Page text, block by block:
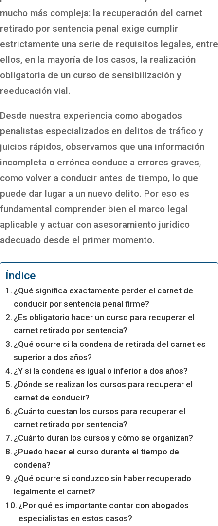
mucho más compleja: la recuperación del carnet
retirado por sentencia penal exige cumplir
estrictamente una serie de requisitos legales, entre
ellos, en la mayoría de los casos, la realización
obligatoria de un curso de sensibilización y
reeducación vial.
Desde nuestra experiencia como abogados
penalistas especializados en delitos de tráfico y
juicios rápidos, observamos que una información
incompleta o errónea conduce a errores graves,
como volver a conducir antes de tiempo, lo que
puede dar lugar a un nuevo delito. Por eso es
fundamental comprender bien el marco legal
aplicable y actuar con asesoramiento jurídico
adecuado desde el primer momento.
Índice
¿Qué significa exactamente perder el carnet de
conducir por sentencia penal firme?
¿Es obligatorio hacer un curso para recuperar el
carnet retirado por sentencia?
¿Qué ocurre si la condena de retirada del carnet es
superior a dos años?
¿Y si la condena es igual o inferior a dos años?
¿Dónde se realizan los cursos para recuperar el
carnet de conducir?
¿Cuánto cuestan los cursos para recuperar el
carnet retirado por sentencia?
¿Cuánto duran los cursos y cómo se organizan?
¿Puedo hacer el curso durante el tiempo de
condena?
¿Qué ocurre si conduzco sin haber recuperado
legalmente el carnet?
¿Por qué es importante contar con abogados
especialistas en estos casos?